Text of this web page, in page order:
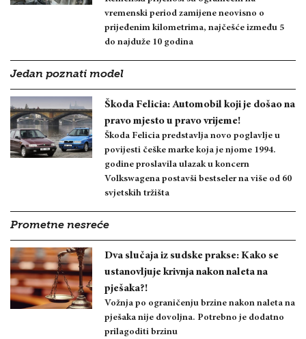
vremenski period zamijene neovisno o
prijeđenim kilometrima, najčešće između 5
do najduže 10 godina
Jedan poznati model
Škoda Felicia: Automobil koji je došao na
pravo mjesto u pravo vrijeme!
Škoda Felicia predstavlja novo poglavlje u
povijesti češke marke koja je njome 1994.
godine proslavila ulazak u koncern
Volkswagena postavši bestseler na više od 60
svjetskih tržišta
Prometne nesreće
Dva slučaja iz sudske prakse: Kako se
ustanovljuje krivnja nakon naleta na
pješaka?!
Vožnja po ograničenju brzine nakon naleta na
pješaka nije dovoljna. Potrebno je dodatno
prilagoditi brzinu